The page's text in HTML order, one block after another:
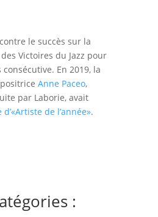
le succès sur la
Victoires du Jazz pour
En 2019, la
Anne Paceo,
par Laborie, avait
de l’année».
: